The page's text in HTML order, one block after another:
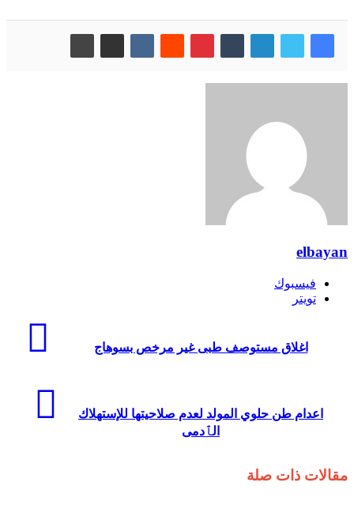
elbayan
فيسبوك
تويتر
اغلاق مستوصف طبى غير مرخص بسوهاج
اعدام طن حلوي المولد لعدم صلاحيتها للإستهلاك
الٱدمى
مقالات ذات صلة